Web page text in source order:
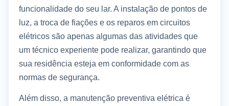
funcionalidade do seu lar. A instalação de pontos de
luz, a troca de fiações e os reparos em circuitos
elétricos são apenas algumas das atividades que
um técnico experiente pode realizar, garantindo que
sua residência esteja em conformidade com as
normas de segurança.
Além disso, a manutenção preventiva elétrica é